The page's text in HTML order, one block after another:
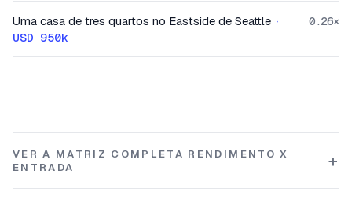
Uma casa de tres quartos no Eastside de Seattle ·
USD 950k
0.26×
VER A MATRIZ COMPLETA RENDIMENTO X
ENTRADA